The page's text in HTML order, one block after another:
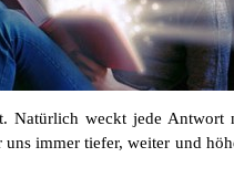
Natürlich weckt jede Antwort
immer tiefer, weiter und